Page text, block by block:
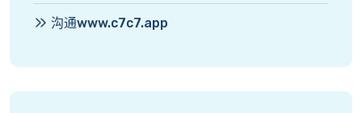
沟通www.c7c7.app